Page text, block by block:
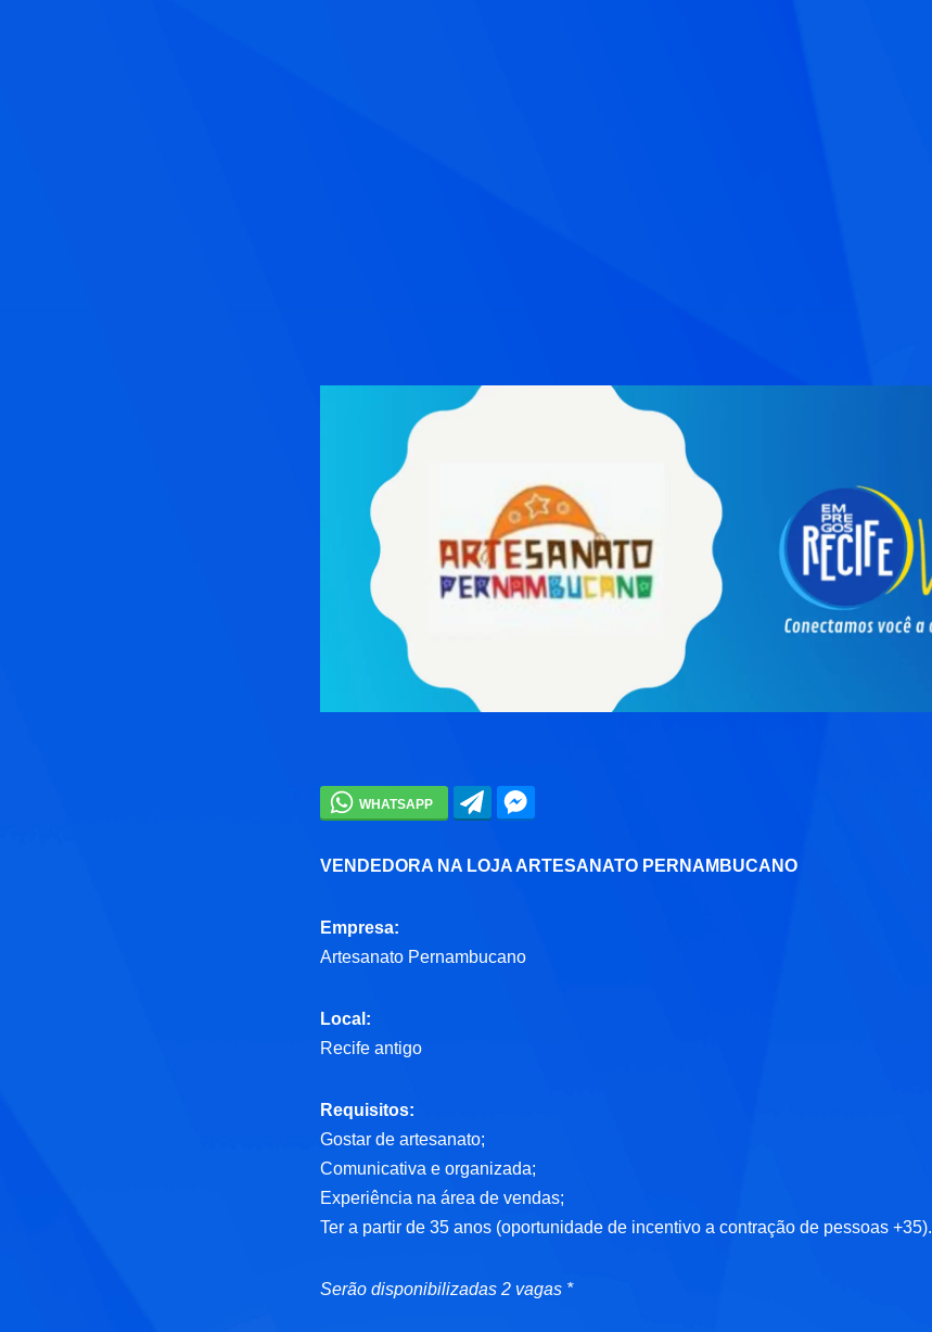
VENDEDORA NA LOJA ARTESANATO PERNAMBUCANO
Empresa:
Artesanato Pernambucano
Local:
Recife antigo
Requisitos:
Gostar de artesanato;
Comunicativa e organizada;
Experiência na área de vendas;
Ter a partir de 35 anos (oportunidade de incentivo a contração de pessoas +35).
Serão disponibilizadas 2 vagas *